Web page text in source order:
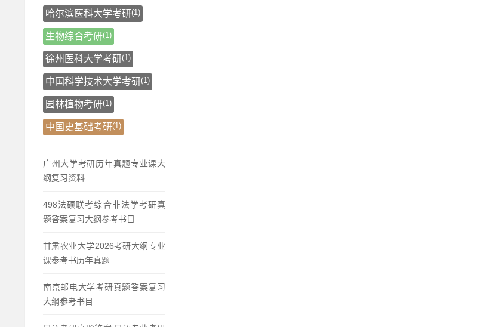
哈尔滨医科大学考研(1)
生物综合考研(1)
徐州医科大学考研(1)
中国科学技术大学考研(1)
园林植物考研(1)
中国史基础考研(1)
广州大学考研历年真题专业课大
纲复习资料
498法硕联考综合非法学考研真
题答案复习大纲参考书目
甘肃农业大学2026考研大纲专业
课参考书历年真题
南京邮电大学考研真题答案复习
大纲参考书目